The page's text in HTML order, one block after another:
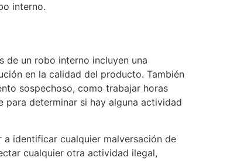
interno.
de un robo interno incluyen una
en la calidad del producto. También
sospechoso, como trabajar horas
determinar si hay alguna actividad
identificar cualquier malversación de
cualquier otra actividad ilegal,